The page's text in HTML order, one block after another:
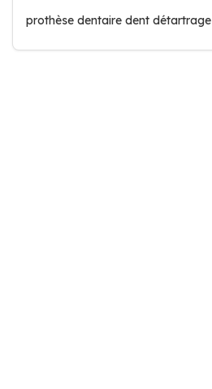
prothèse dentaire dent détartrage